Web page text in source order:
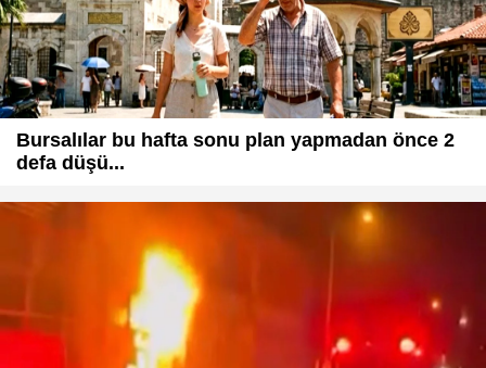
Bursalılar bu hafta sonu plan yapmadan önce 2
defa düşü...